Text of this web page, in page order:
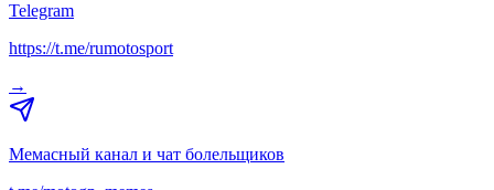
Telegram
https://t.me/rumotosport
→
Мемасный канал и чат болельщиков